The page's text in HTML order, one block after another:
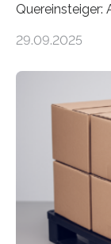
Quereinsteiger:
Mensch-
Die zugrunde
anderen
umzurüsten ist
Maschine faltet
Landkarten
Exemplare pro
Auftrag kann
29.09.2025